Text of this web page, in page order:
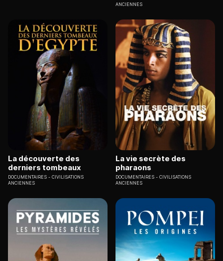
ANCIENNES
La découverte des
derniers tombeaux
DOCUMENTAIRES
CIVILISATIONS
ANCIENNES
La vie secrète des
pharaons
DOCUMENTAIRES
CIVILISATIONS
ANCIENNES